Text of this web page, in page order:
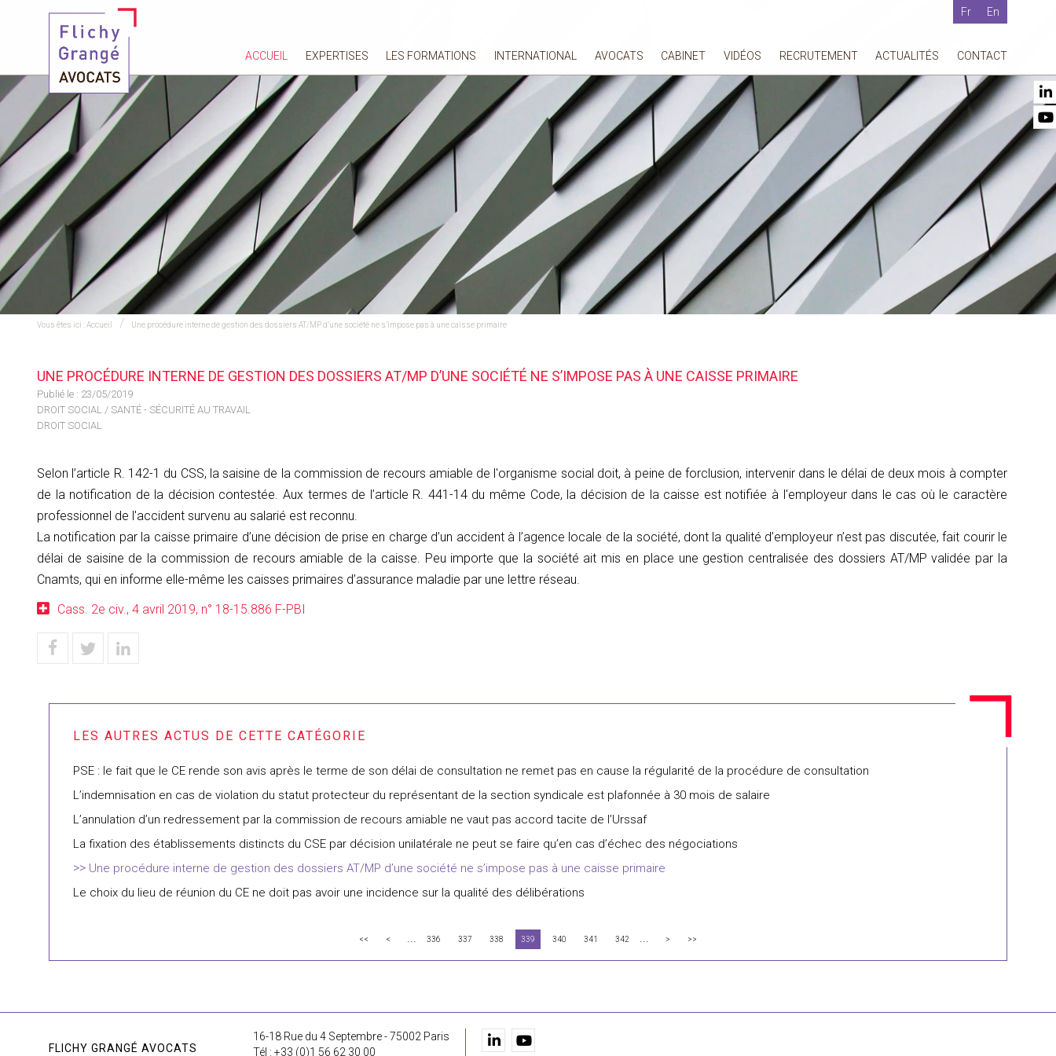
Fr En
ACCUEIL EXPERTISES LES FORMATIONS INTERNATIONAL AVOCATS CABINET VIDÉOS RECRUTEMENT ACTUALITÉS CONTACT
Vous êtes ici :Accueil Une procédure interne de gestion des dossiers AT/MP d’une société ne s’impose pas à une caisse primaire
UNE PROCÉDURE INTERNE DE GESTION DES DOSSIERS AT/MP D’UNE SOCIÉTÉ NE S’IMPOSE PAS À UNE CAISSE PRIMAIRE
Publié le : 23/05/2019
DROIT SOCIAL / SANTÉ - SÉCURITÉ AU TRAVAIL
DROIT SOCIAL
Selon l’article R. 142-1 du CSS, la saisine de la commission de recours amiable de l'organisme social doit, à peine de forclusion, intervenir dans le délai de deux mois à compter
de la notification de la décision contestée. Aux termes de l’article R. 441-14 du même Code, la décision de la caisse est notifiée à l'employeur dans le cas où le caractère
professionnel de l'accident survenu au salarié est reconnu.
La notification par la caisse primaire d’une décision de prise en charge d’un accident à l’agence locale de la société, dont la qualité d’employeur n’est pas discutée, fait courir le
délai de saisine de la commission de recours amiable de la caisse. Peu importe que la société ait mis en place une gestion centralisée des dossiers AT/MP validée par la
Cnamts, qui en informe elle-même les caisses primaires d’assurance maladie par une lettre réseau.
Cass. 2e civ., 4 avril 2019, n° 18-15.886 F-PBI
PSE : le fait que le CE rende son avis après le terme de son délai de consultation ne remet pas en cause la régularité de la procédure de consultation
L’indemnisation en cas de violation du statut protecteur du représentant de la section syndicale est plafonnée à 30 mois de salaire
L’annulation d’un redressement par la commission de recours amiable ne vaut pas accord tacite de l’Urssaf
La fixation des établissements distincts du CSE par décision unilatérale ne peut se faire qu’en cas d’échec des négociations
Une procédure interne de gestion des dossiers AT/MP d’une société ne s’impose pas à une caisse primaire
Le choix du lieu de réunion du CE ne doit pas avoir une incidence sur la qualité des délibérations
<< < ... 336 337 338 339 340 341 342 ... > >>
FLICHY GRANGÉ AVOCATS
16-18 Rue du 4 Septembre - 75002 Paris
Tél : +33 (0)1 56 62 30 00